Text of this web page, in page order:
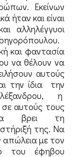
Εκείνων
ήταν και είναι
αλληλέγγυοι
και φαντασία
να θέλουν να
αυτούς
την ίδια την
η
αυτούς τους
βρει τη
στήριξή της. Να
απώλεια με τον
του έφηβου